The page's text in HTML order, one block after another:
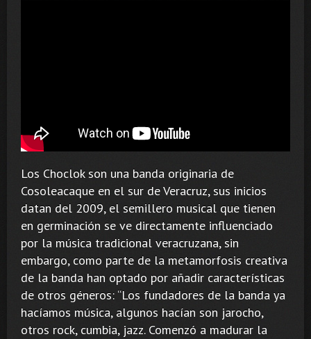
Los Choclok son una banda originaria de
Cosoleacaque en el sur de Veracruz, sus inicios
datan del 2009, el semillero musical que tienen
en germinación se ve directamente influenciado
por la música tradicional veracruzana, sin
embargo, como parte de la metamorfosis creativa
de la banda han optado por añadir características
de otros géneros: “Los fundadores de la banda ya
hacíamos música, algunos hacían son jarocho,
otros rock, cumbia, jazz. Comenzó a madurar la